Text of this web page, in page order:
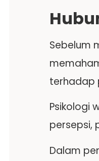
Sebelum
terhadap
Psikologi
persepsi,
Dalam